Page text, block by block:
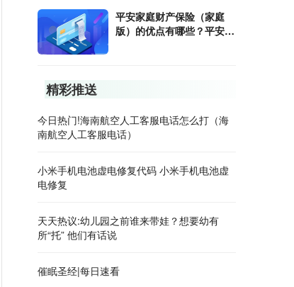
平安家庭财产保险（家庭
版）的优点有哪些？平安家
精彩推送
今日热门!海南航空人工客服电话怎么打（海
南航空人工客服电话）
小米手机电池虚电修复代码 小米手机电池虚
电修复
天天热议:幼儿园之前谁来带娃？想要幼有
所“托” 他们有话说
催眠圣经|每日速看